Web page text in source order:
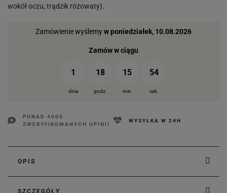
wokół oczu, trądzik różowaty).
Zamówienie wyślemyw poniedziałek, 10.08.2026
Zamów w ciągu
1 18 15 53
dnia godz. min sek.
PONAD 4000
ZWERYFIKOWANYCH OPINII
WYSYŁKA W 24H
OPIS
SZCZEGÓŁY